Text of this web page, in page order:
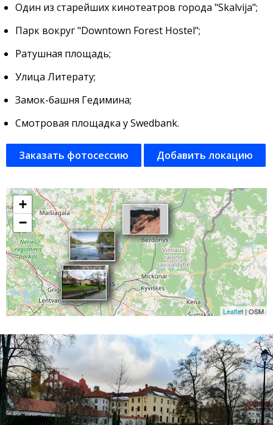
Один из старейших кинотеатров города "Skalvija";
Парк вокруг "Downtown Forest Hostel";
Ратушная площадь;
Улица Литерату;
Замок-башня Гедимина;
Смотровая площадка у Swedbank.
Заказать фотосессию Добавить локацию
+
−
Leaflet| OSM